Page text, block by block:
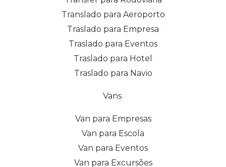
Translado para Aeroporto
Traslado para Empresa
Traslado para Eventos
Traslado para Hotel
Traslado para Navio
Vans
Van para Empresas
Van para Escola
Van para Eventos
Van para Excursões